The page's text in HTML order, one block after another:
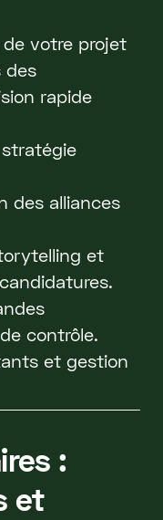
de votre projet
des
rapide
des alliances
et
contrôle.
et gestion
:
et